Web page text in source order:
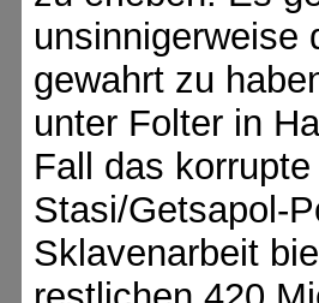
unsinnigerweise
gewahrt zu
unter Folter in
Fall das
Stasi/Getsapol-
Sklavenarbeit